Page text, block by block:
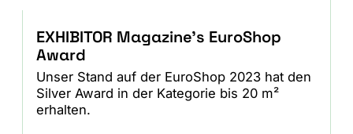
EXHIBITOR Magazine's EuroShop
Award
Unser Stand auf der EuroShop 2023 hat den
Silver Award in der Kategorie bis 20 m²
erhalten.